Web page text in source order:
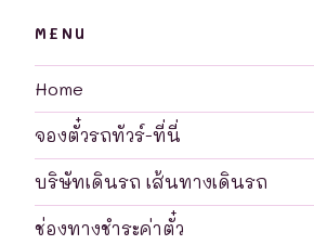
MENU
Home
จองตั๋วรถทัวร์-ที่นี่
บริษัทเดินรถ เส้นทางเดินรถ
ช่องทางชำระค่าตั๋ว